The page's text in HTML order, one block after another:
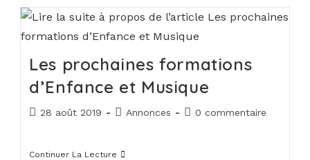
Les prochaines formations
d’Enfance et Musique
28 août 2019 Annonces 0 commentaire
Continuer La Lecture